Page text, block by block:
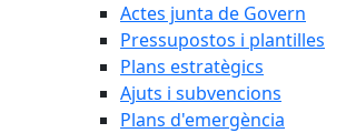
Actes junta de Govern
Pressupostos i plantilles
Plans estratègics
Ajuts i subvencions
Plans d'emergència